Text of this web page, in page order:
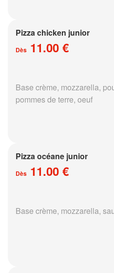
Pizza chicken junior
Dès 11.00 €
Base crème, mozzarella,
pommes de terre, oeuf
Pizza océane junior
Dès 11.00 €
Base crème, mozzarella,